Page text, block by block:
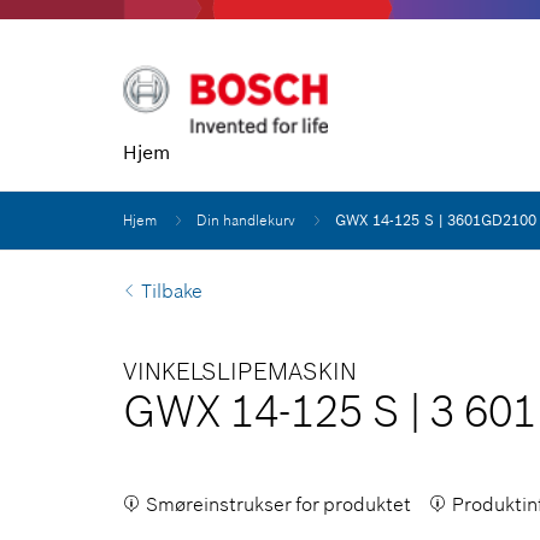
Hjem
Hjem Din handlekurv GWX 14-125 S | 3601GD2100
Tilbake
VINKELSLIPEMASKIN
GWX 14-125 S | 3
Smøreinstrukser for produktet